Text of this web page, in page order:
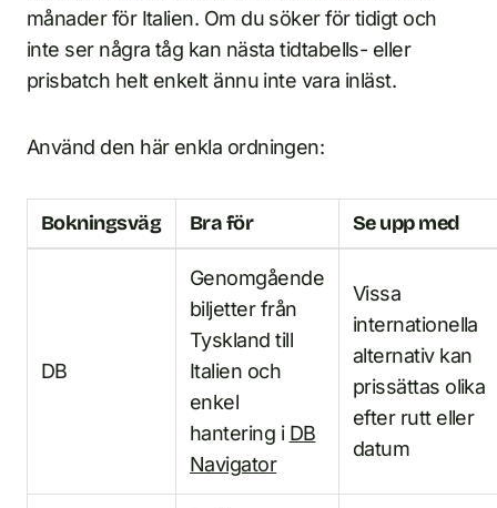
månader för Italien. Om du söker för tidigt och
inte ser några tåg kan nästa tidtabells- eller
prisbatch helt enkelt ännu inte vara inläst.
Använd den här enkla ordningen:
Bokningsväg Bra för Se upp med
DB
Genomgående
biljetter från
Tyskland till
Italien och
enkel
hantering i DB
Navigator
Vissa
internationella
alternativ kan
prissättas olika
efter rutt eller
datum